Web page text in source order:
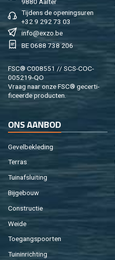
9880 Aal­ter
Tij­dens de ope­nings­uren
+32 9 292 73 03
info@​exzo.​be
BE 0688 738 206
FSC® C008551 // SCS-COC-
005219-QO
Vraag naar onze FSC® ge­cer­ti­
fi­ceer­de pro­duc­ten.
ONS AAN­BOD
Ge­vel­be­kle­ding
Ter­ras
Tuin­af­slui­ting
Bij­ge­bouw
Con­struc­tie
Weide
Toe­gangs­poor­ten
Tuin­in­rich­ting